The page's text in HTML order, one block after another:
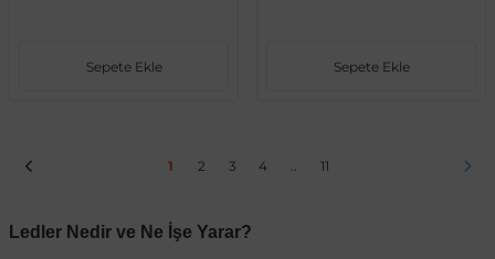
Sepete Ekle Sepete Ekle
1 2 3 4 11
Ledler Nedir ve Ne İşe Yarar?